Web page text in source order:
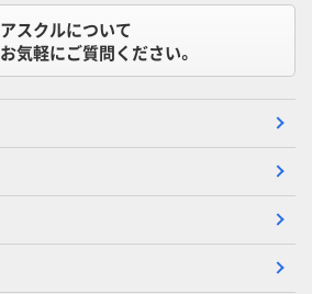
アスクルについて
お気軽にご質問ください。